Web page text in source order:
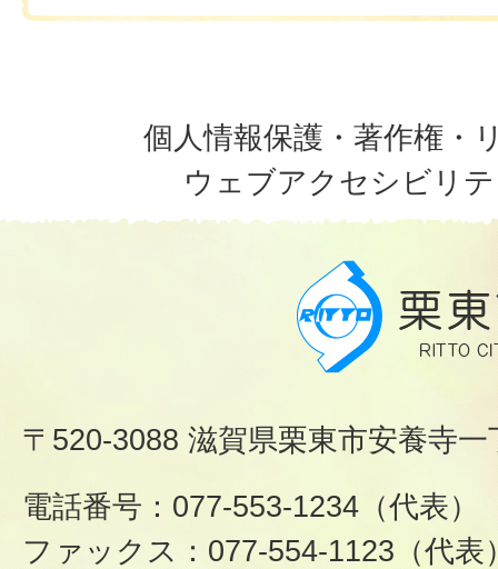
個人情報保護・著作権・
ウェブアクセシビリ
〒520-3088 滋賀県栗東市安養寺
電話番号：077-553-1234（代表）
ファックス：077-554-1123（代表